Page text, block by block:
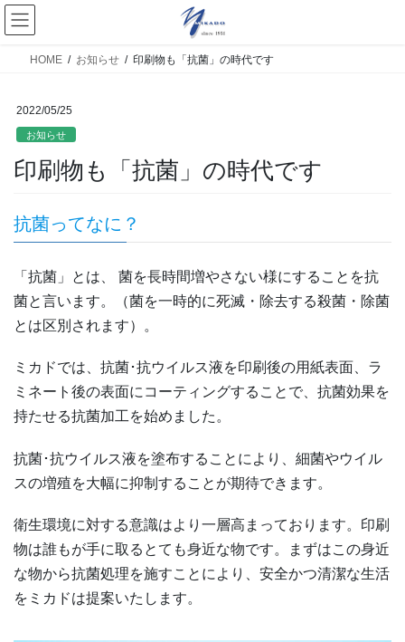
HOME お知らせ 印刷物も「抗菌」の時代です
2022/05/25
お知らせ
印刷物も「抗菌」の時代です
抗菌ってなに？
「抗菌」とは、 菌を長時間増やさない様にすることを抗
菌と言います。（菌を一時的に死滅・除去する殺菌・除菌
とは区別されます）。
ミカドでは、抗菌･抗ウイルス液を印刷後の用紙表面、ラ
ミネート後の表面にコーティングすることで、抗菌効果を
持たせる抗菌加工を始めました。
抗菌･抗ウイルス液を塗布することにより、細菌やウイル
スの増殖を大幅に抑制することが期待できます。
衛生環境に対する意識はより一層高まっております。印刷
物は誰もが手に取るとても身近な物です。まずはこの身近
な物から抗菌処理を施すことにより、安全かつ清潔な生活
をミカドは提案いたします。